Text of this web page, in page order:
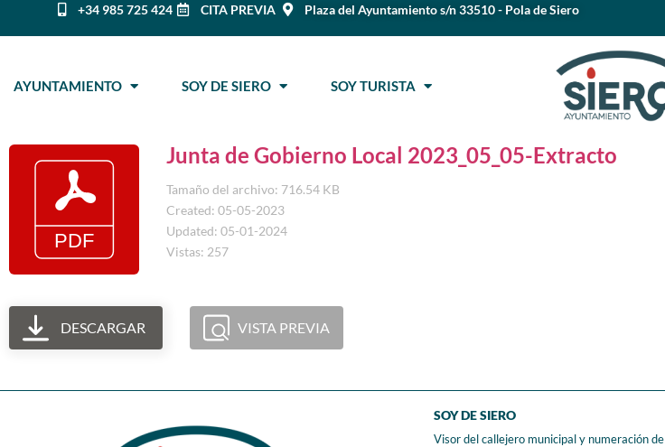
+34 985 725 424 CITA PREVIA Plaza del Ayuntamiento s/n 33510 - Pola de Siero
AYUNTAMIENTO SOY DE SIERO SOY TURISTA
Junta de Gobierno Local 2023_05_05-Extracto
Tamaño del archivo: 716.54 KB
Created: 05-05-2023
Updated: 05-01-2024
Vistas: 257
DESCARGAR VISTA PREVIA
SOY DE SIERO
Visor del callejero municipal y numeración de